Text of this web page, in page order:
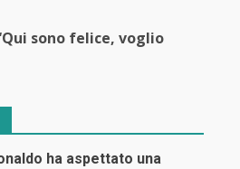
sono felice, voglio
ha aspettato una